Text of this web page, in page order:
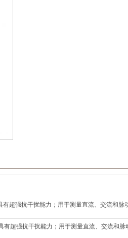
超强抗干扰能力；用于测量直流、交流和脉
超强抗干扰能力；用于测量直流、交流和脉